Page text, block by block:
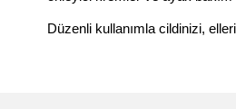
Düzenli kullanımla cildinizi,